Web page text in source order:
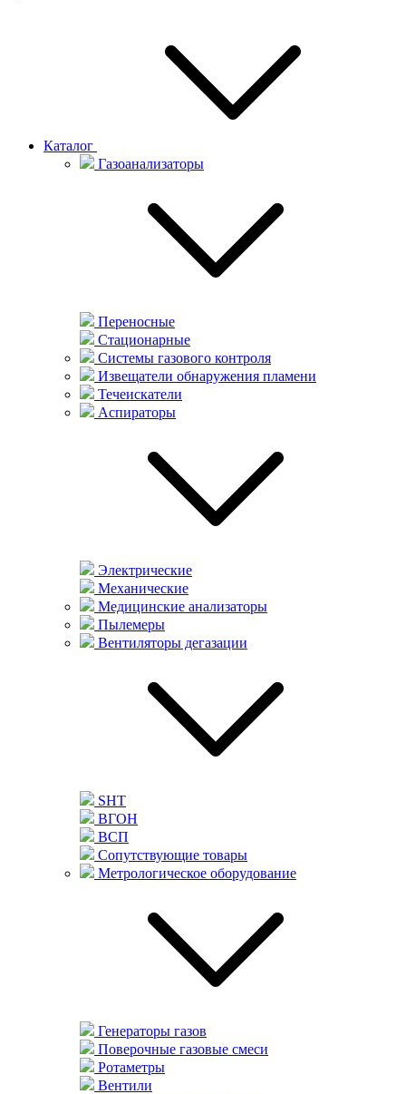
Каталог
Газоанализаторы
Переносные
Стационарные
Системы газового контроля
Извещатели обнаружения пламени
Течеискатели
Аспираторы
Электрические
Механические
Медицинские анализаторы
Пылемеры
Вентиляторы дегазации
SHT
ВГОН
ВСП
Сопутствующие товары
Метрологическое оборудование
Генераторы газов
Поверочные газовые смеси
Ротаметры
Вентили